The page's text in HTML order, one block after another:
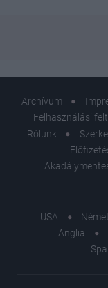
Archívum
Felhasználási
Rólunk
USA
Anglia